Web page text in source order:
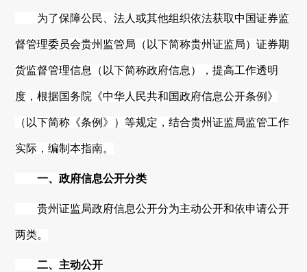
为了保障公民、法人或其他组织依法获取中国证券监
督管理委员会贵州 监管局（以下简称贵州证监局）证券期
货监督管理信息（以下简称政府信息），提高工作透明
度，根据国务院《中华人民共和国政府信息公开条例》
（以下简称《条例》）等规定，结合贵州证监局监管工作
实际，编制本指南。
一、政府信息公开分类
贵州证监局政府信息公开分为主动公开和依申请公开
两类。
二、主动公开